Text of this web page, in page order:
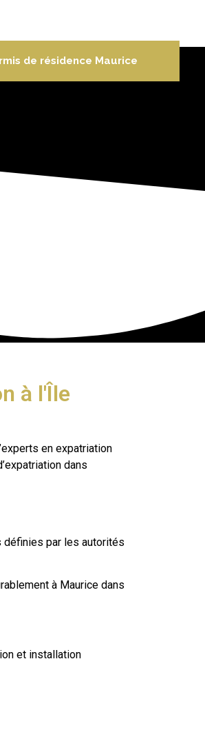
de résidence Maurice
à l'Île
en expatriation
dans
par les autorités
à Maurice dans
et installation